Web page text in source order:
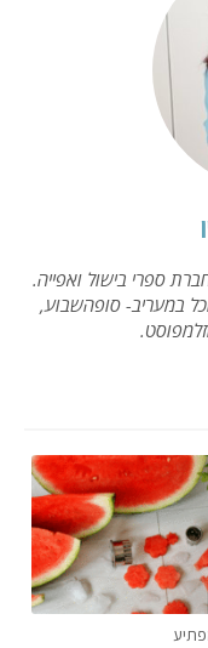
ספרי בישול ואפייה.
במעריב- סופהשבוע,